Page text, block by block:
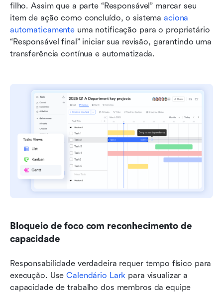
filho. Assim que a parte “Responsável” marcar seu
item de ação como concluído, o sistema aciona
automaticamente uma notificação para o proprietário
“Responsável final” iniciar sua revisão, garantindo uma
transferência contínua e automatizada.
Bloqueio de foco com reconhecimento de
capacidade
Responsabilidade verdadeira requer tempo físico para
execução. Use Calendário Lark para visualizar a
capacidade de trabalho dos membros da equipe